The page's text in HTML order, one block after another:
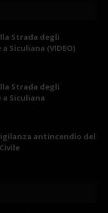
Strada degli
Siculiana (VIDEO)
Strada degli
Siculiana
antincendio del